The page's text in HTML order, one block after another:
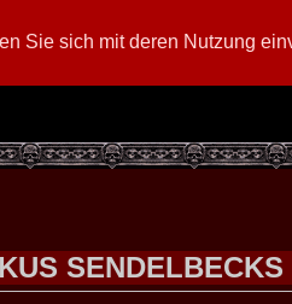
Sie sich mit deren Nutzung
SENDELBECKS